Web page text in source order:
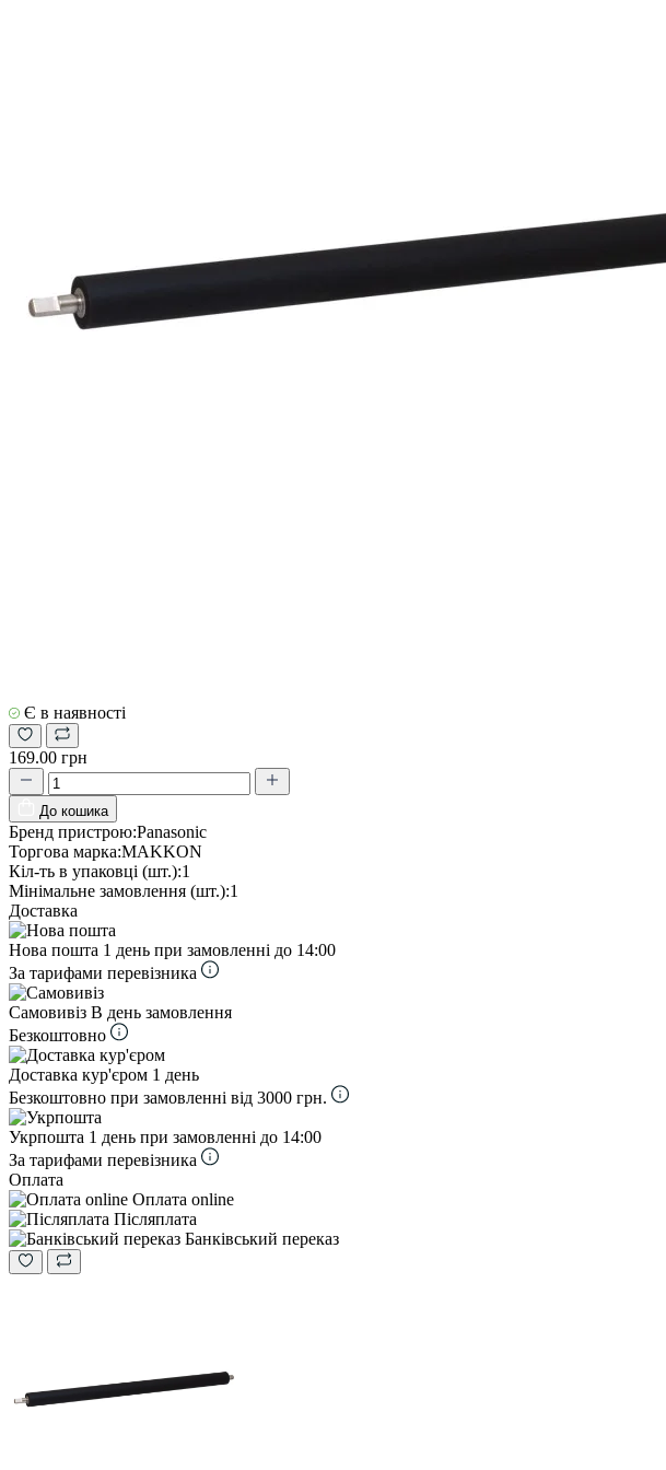
Є в наявності
169.00 грн
До кошика
Бренд пристрою:Panasonic
Торгова марка:MAKKON
Кіл-ть в упаковці (шт.):1
Мінімальне замовлення (шт.):1
Доставка
Нова пошта 1 день при замовленні до 14:00
За тарифами перевізника
Самовивіз В день замовлення
Безкоштовно
Доставка кур'єром 1 день
Безкоштовно при замовленні від 3000 грн.
Укрпошта 1 день при замовленні до 14:00
За тарифами перевізника
Оплата
Оплата online
Післяплата
Банківський переказ